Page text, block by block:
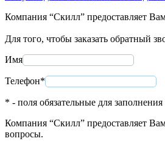
Компания “Скилл” предоставляет
Для того, чтобы заказать обратный
Имя
Телефон*
* - поля обязательные для заполнения
Компания “Скилл” предоставляет
вопросы.